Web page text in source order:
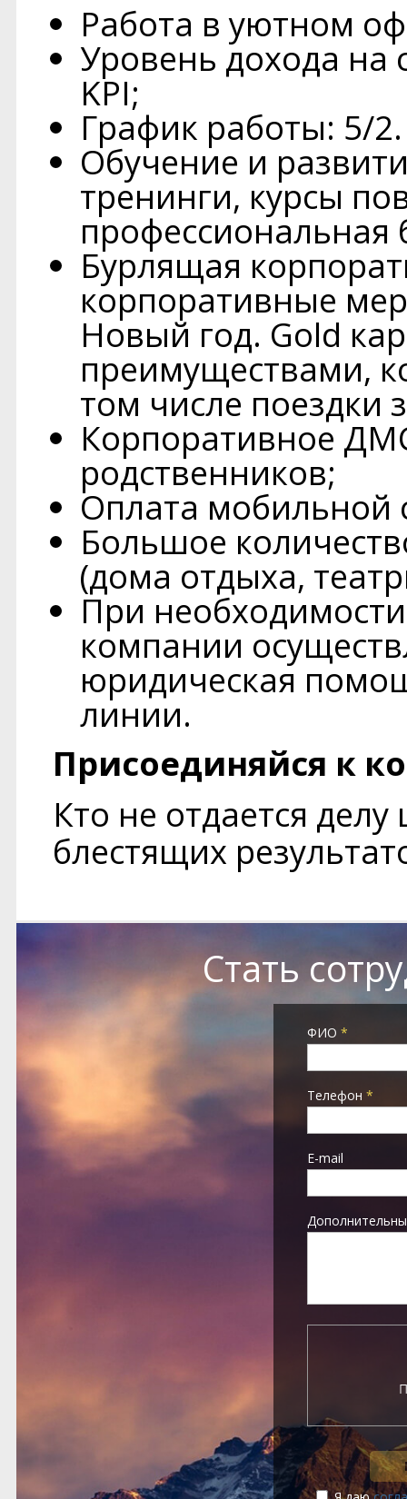
Работа в уютном
Уровень дохода на
KPI;
График работы: 5/
Обучение и
тренинги, курсы
профессиональная
Бурлящая
корпоративные
Новый год. Gold
преимуществами,
том числе поездки
Корпоративное
родственников;
Оплата мобильной
Большое
(дома отдыха,
При
компании
юридическая
линии.
Присоединяйся к
Кто не отдается
блестящих
Стать
ФИО *
Телефон *
E-mail